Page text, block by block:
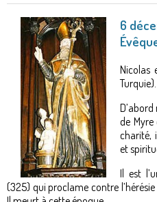
6
Nicolas
Turquie).
de Myre
charité,
et
Il est
(325) qui proclame contre